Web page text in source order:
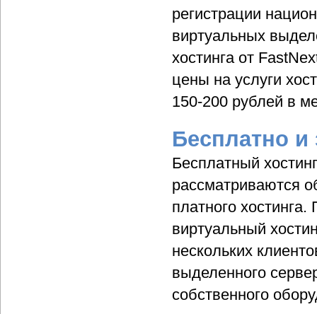
регистрации
виртуальных
хостинга от
цены на услуги
150-200 рублей в
Бесплатно и
Бесплатный
рассматриваются
платного
виртуальный
нескольких
выделенного
собственного